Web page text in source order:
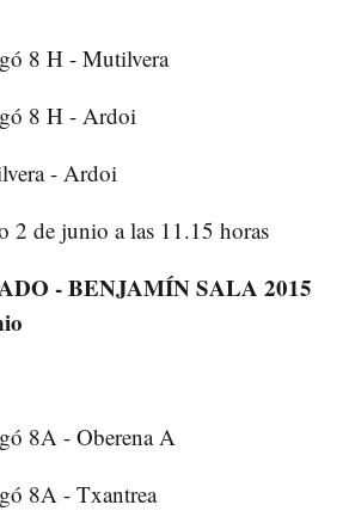
8 H - Mutilvera
8 H - Ardoi
- Ardoi
2 de junio a las 11.15 horas
- BENJAMÍN SALA 2015
8A - Oberena A
8A - Txantrea